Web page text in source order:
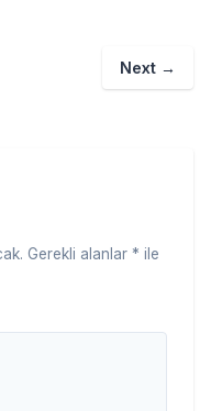
Next →
Gerekli alanlar * ile